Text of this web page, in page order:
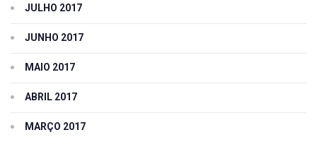
JULHO 2017
JUNHO 2017
MAIO 2017
ABRIL 2017
MARÇO 2017